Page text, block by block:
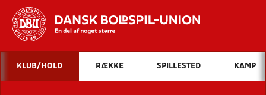
Hvad vil du søge efter?
INDHOLD OG NYHEDER
KLUB/HOLD RÆKKE SPILLESTED KAMP